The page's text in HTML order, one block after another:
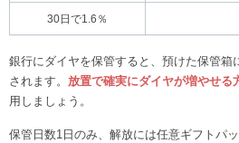
30日で1.6％
銀行にダイヤを保管すると、預けた保管箱
されます。 放置で確実にダイヤが増やせる
用しましょう。
保管日数1日のみ、解放には任意ギフトパ